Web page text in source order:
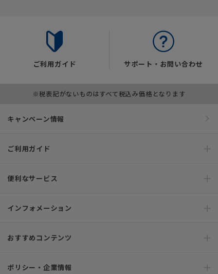
ご利用ガイド サポート・お問い合わせ
※税表記がないものはすべて税込み価格となります
キャンペーン情報
ご利用ガイド
便利なサービス
インフォメーション
おすすめコンテンツ
ポリシー・企業情報